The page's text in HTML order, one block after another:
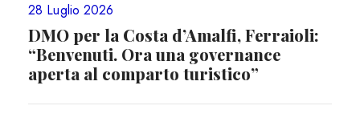
28 Luglio 2026
DMO per la Costa d’Amalfi, Ferraioli:
“Benvenuti. Ora una governance
aperta al comparto turistico”